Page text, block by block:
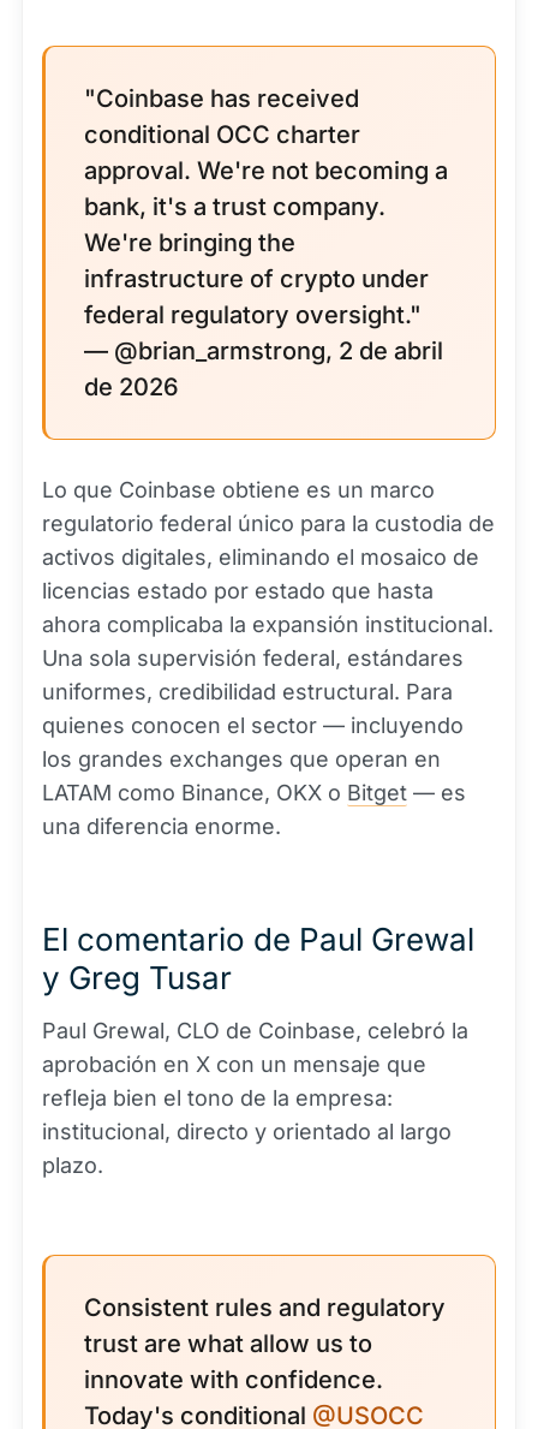
"Coinbase has received
conditional OCC charter
approval. We're not becoming a
bank, it's a trust company.
We're bringing the
infrastructure of crypto under
federal regulatory oversight."
— @brian_armstrong, 2 de abril
de 2026
Lo que Coinbase obtiene es un marco
regulatorio federal único para la custodia de
activos digitales, eliminando el mosaico de
licencias estado por estado que hasta
ahora complicaba la expansión institucional.
Una sola supervisión federal, estándares
uniformes, credibilidad estructural. Para
quienes conocen el sector — incluyendo
los grandes exchanges que operan en
LATAM como Binance, OKX o Bitget — es
una diferencia enorme.
El comentario de Paul Grewal
y Greg Tusar
Paul Grewal, CLO de Coinbase, celebró la
aprobación en X con un mensaje que
refleja bien el tono de la empresa:
institucional, directo y orientado al largo
plazo.
Consistent rules and regulatory
trust are what allow us to
innovate with confidence.
Today's conditional @USOCC